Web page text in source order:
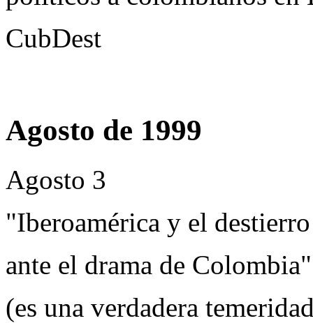
CubDest
Agosto de 1999
Agosto 3
"Iberoamérica y el
ante el drama de Colombia"
(es una verdadera